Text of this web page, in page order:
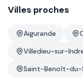
Villes proches
Aigurande
Villedieu-sur-
Saint-Benoît-du-